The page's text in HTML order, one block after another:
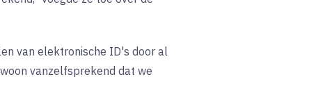
van elektronische ID's door al
vanzelfsprekend dat we